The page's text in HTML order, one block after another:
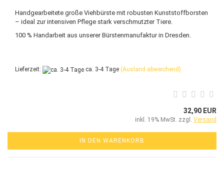
Handgearbeitete große Viehbürste mit robusten Kunststoffborsten
– ideal zur intensiven Pflege stark verschmutzter Tiere.
100 % Handarbeit aus unserer Bürstenmanufaktur in Dresden.
Lieferzeit: ca. 3-4 Tage (Ausland abweichend)
32,90 EUR
inkl. 19% MwSt. zzgl. Versand
IN DEN WARENKORB